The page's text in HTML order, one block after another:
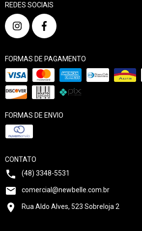
REDES SOCIAIS
FORMAS DE PAGAMENTO
FORMAS DE ENVIO
CONTATO
(48) 3348-5531
comercial@newbelle.com.br
Rua Aldo Alves, 523 Sobreloja 2